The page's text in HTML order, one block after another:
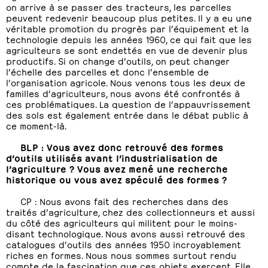
on arrive à se passer des tracteurs, les parcelles
peuvent redevenir beaucoup plus petites. Il y a eu une
véritable promotion du progrès par l’équipement et la
technologie depuis les années 1960, ce qui fait que les
agriculteurs se sont endettés en vue de devenir plus
productifs. Si on change d’outils, on peut changer
l’échelle des parcelles et donc l’ensemble de
l’organisation agricole. Nous venons tous les deux de
familles d’agriculteurs, nous avons été confrontés à
ces problématiques. La question de l’appauvrissement
des sols est également entrée dans le débat public à
ce moment-là.
BLP : Vous avez donc retrouvé des formes
d’outils utilisés avant l’industrialisation de
l’agriculture ? Vous avez mené une recherche
historique ou vous avez spéculé des formes ?
CP : Nous avons fait des recherches dans des
traités d’agriculture, chez des collectionneurs et aussi
du côté des agriculteurs qui militent pour le moins-
disant technologique. Nous avons aussi retrouvé des
catalogues d’outils des années 1950 incroyablement
riches en formes. Nous nous sommes surtout rendu
compte de la fascination que ces objets exercent. Elle